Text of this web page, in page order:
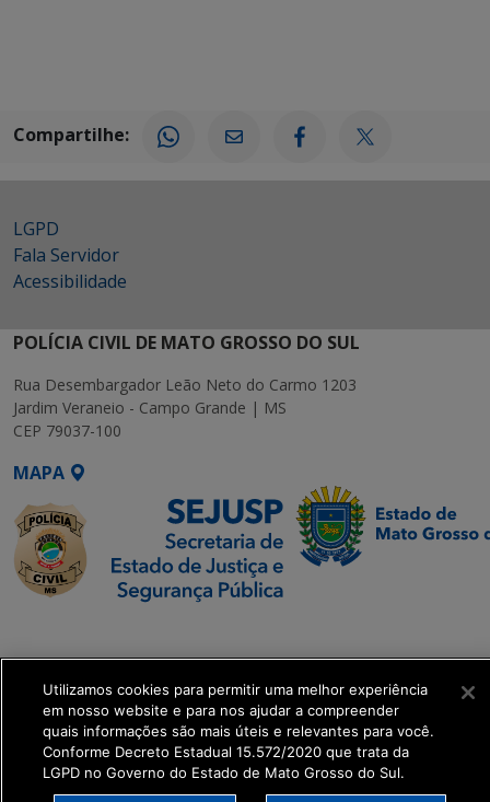
Compartilhe:
LGPD
Fala Servidor
Acessibilidade
POLÍCIA CIVIL DE MATO GROSSO DO SUL
Rua Desembargador Leão Neto do Carmo 1203
Jardim Veraneio - Campo Grande | MS
CEP 79037-100
MAPA
Executiva de
Transformação Digital
get_footer();
Utilizamos cookies para permitir uma melhor experiência
em nosso website e para nos ajudar a compreender
quais informações são mais úteis e relevantes para você.
Conforme Decreto Estadual 15.572/2020 que trata da
LGPD no Governo do Estado de Mato Grosso do Sul.